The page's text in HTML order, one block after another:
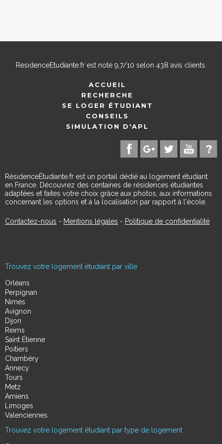
ResidenceEtudiante.frest noté 9,7/10 selon 438 avis clients.
ACCUEIL
RECHERCHE
SE LOGER ÉTUDIANT
CONSEILS
SIMULATION D'APL
RésidenceÉtudiante.fr est un portail dédié au logement étudiant
en France. Découvrez des centaines de résidences étudiantes
adaptées et faites votre choix grâce aux photos, aux informations
concernant les options et à la localisation par rapport à l'école.
Contactez-nous - Mentions légales - Politique de confidentialité
Trouvez votre logement étudiant par ville
Orléans
Perpignan
Nimes
Avignon
Dijon
Reims
Saint Étienne
Poitiers
Chambéry
Annecy
Tours
Metz
Amiens
Limoges
Valenciennes
Trouvez votre logement étudiant par type de logement